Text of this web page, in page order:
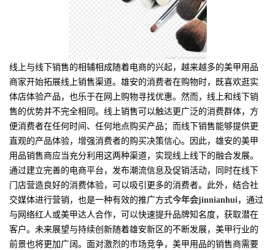
线上与线下销售的相辅相成随着电商的兴起，越来越多的美甲用品
商家开始拓展线上销售渠道。雄安的消费者在购物时，既喜欢逛实
体店体验产品，也乐于在网上购物寻找优惠。然而，线上和线下销
售的优势并不完全相同。线上销售可以触达更广泛的消费群体，方
便消费者在任何时间、任何地点购买产品；而线下销售能够提供更
直观的产品体验，增强消费者的购买决策信心。因此，雄安的美甲
用品销售商应当充分利用这两种渠道，实现线上线下的融合发展。
通过建立完善的电商平台，发布潮流信息及促销活动，同时在线下
门店营造良好的消费体验，可以吸引更多的消费者。此外，结合社
交媒体进行营销，也是一种有效的推广方式今年会jinnianhui，通过
与网络红人或美甲达人合作，可以快速提升品牌知名度，获取潜在
客户。未来展望与持续创新随着雄安新区的不断发展，美甲行业的
前景也将更加广阔。面对激烈的市场竞争，美甲用品的销售商需要